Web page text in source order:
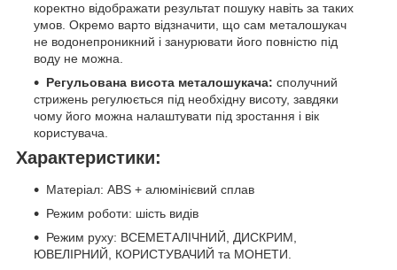
коректно відображати результат пошуку навіть за таких
умов. Окремо варто відзначити, що сам металошукач
не водонепроникний і занурювати його повністю під
воду не можна.
Регульована висота металошукача: сполучний
стрижень регулюється під необхідну висоту, завдяки
чому його можна налаштувати під зростання і вік
користувача.
Характеристики:
Матеріал: ABS + алюмінієвий сплав
Режим роботи: шість видів
Режим руху: ВСЕМЕТАЛІЧНИЙ, ДИСКРИМ,
ЮВЕЛІРНИЙ, КОРИСТУВАЧИЙ та МОНЕТИ.